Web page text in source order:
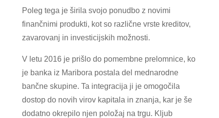
Poleg tega je širila svojo ponudbo z novimi
finančnimi produkti, kot so različne vrste kreditov,
zavarovanj in investicijskih možnosti.
V letu 2016 je prišlo do pomembne prelomnice, ko
je banka iz Maribora postala del mednarodne
bančne skupine. Ta integracija ji je omogočila
dostop do novih virov kapitala in znanja, kar je še
dodatno okrepilo njen položaj na trgu. Kljub